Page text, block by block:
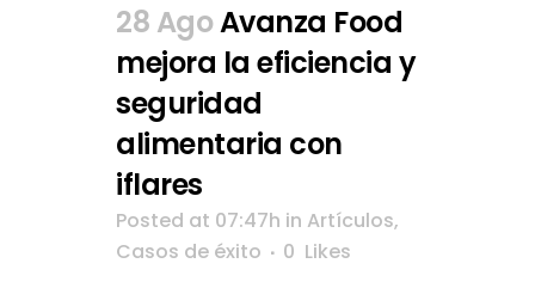
28 AgoAvanza Food
mejora la eficiencia y
seguridad
alimentaria con
iflares
Posted at 07:47h in Artículos,
Casos de éxito
0 Likes